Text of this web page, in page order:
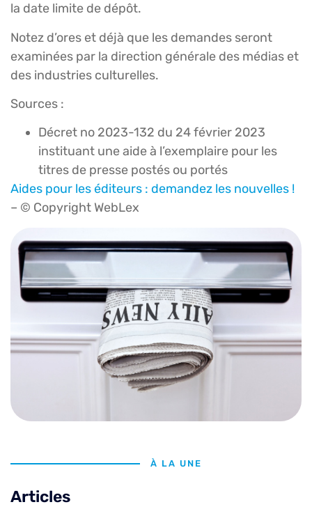
la date limite de dépôt.
Notez d’ores et déjà que les demandes seront
examinées par la direction générale des médias et
des industries culturelles.
Sources :
Décret no 2023-132 du 24 février 2023
instituant une aide à l’exemplaire pour les
titres de presse postés ou portés
Aides pour les éditeurs : demandez les nouvelles !
– © Copyright WebLex
À LA UNE
Articles